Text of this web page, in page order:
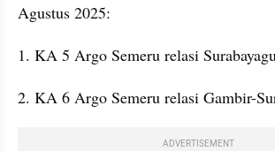
Agustus 2025:
1. KA 5 Argo Semeru relasi
2. KA 6 Argo Semeru relasi Gambir-
ADVERTISEMENT